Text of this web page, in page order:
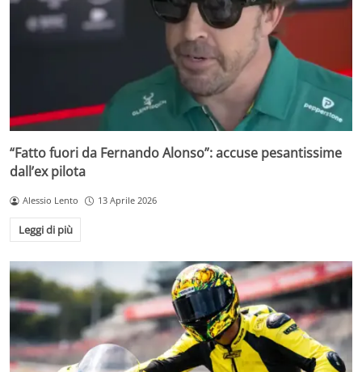
“Fatto fuori da Fernando Alonso”: accuse pesantissime
dall’ex pilota
Alessio Lento 13 Aprile 2026
Leggi di più